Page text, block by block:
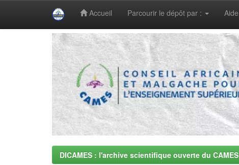
Accueil Parcourir le dépôt par : Aide
DICAMES : l'archive scientifique ouverte du CAMES